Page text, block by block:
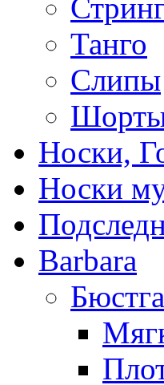
Танго
Слипы
Носки,
Носки
Barbara